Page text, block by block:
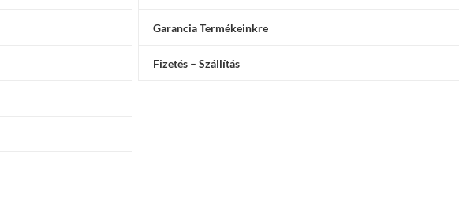
Garancia Termékeinkre
Fizetés – Szállítás